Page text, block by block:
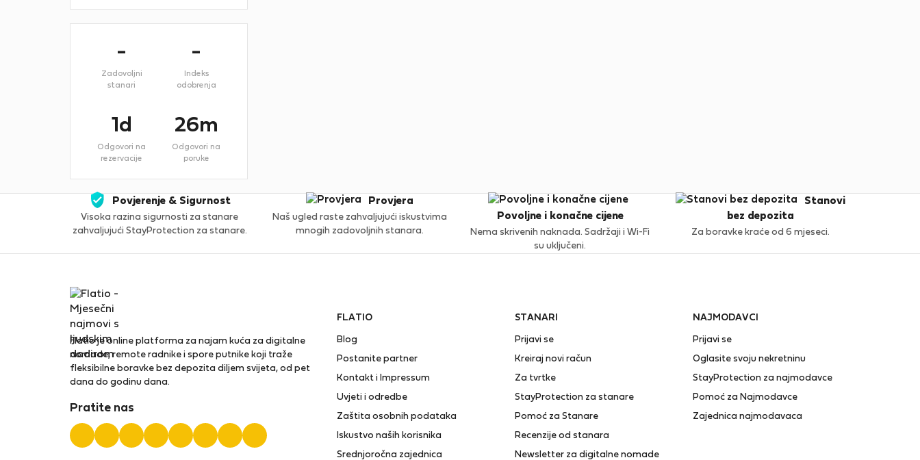
-
Zadovoljni
stanari
-
Indeks
odobrenja
1d
Odgovori na
rezervacije
26m
Odgovori na
poruke
Povjerenje & Sigurnost
Visoka razina sigurnosti za stanare
zahvaljujući StayProtection za stanare.
Provjera
Naš ugled raste zahvaljujući iskustvima
mnogih zadovoljnih stanara.
Povoljne i konačne cijene
Nema skrivenih naknada. Sadržaji i Wi-Fi
su uključeni.
Stanovi
bez depozita
Za boravke kraće od 6 mjeseci.
Flatio je online platforma za najam kuća za digitalne
nomade, remote radnike i spore putnike koji traže
fleksibilne boravke bez depozita diljem svijeta, od pet
dana do godinu dana.
Pratite nas
FLATIO
Blog
Postanite partner
Kontakt i Impressum
Uvjeti i odredbe
Zaštita osobnih podataka
Iskustvo naših korisnika
Srednjoročna zajednica
STANARI
Prijavi se
Kreiraj novi račun
Za tvrtke
StayProtection za stanare
Pomoć za Stanare
Recenzije od stanara
Newsletter za digitalne nomade
NAJMODAVCI
Prijavi se
Oglasite svoju nekretninu
StayProtection za najmodavce
Pomoć za Najmodavce
Zajednica najmodavaca